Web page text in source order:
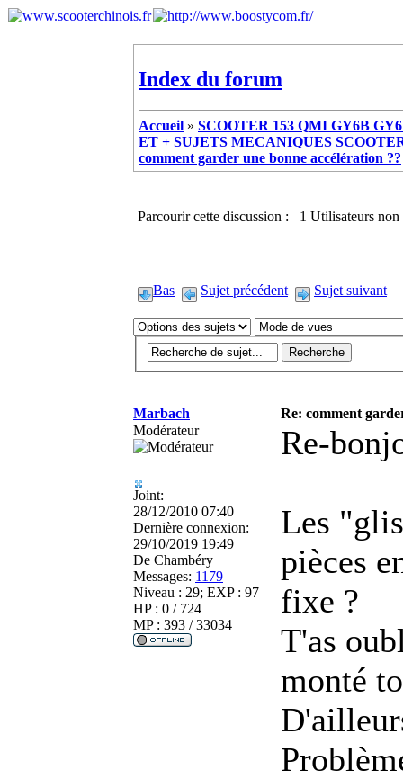
Index du forum
Accueil » SCOOTER 153 QMI GY6B
ET + SUJETS MECANIQUES
comment garder une bonne accélération ??
Parcourir cette discussion : 1 Utilisateurs non
Bas Sujet précédent Sujet suivant
Marbach
Re: comment
Modérateur
Joint:
28/12/2010 07:40
Dernière connexion:
29/10/2019 19:49
De Chambéry
Messages: 1179
Niveau : 29; EXP : 97
HP : 0 / 724
MP : 393 / 33034
Re-
Les
pièces
fixe ?
T'as
monté